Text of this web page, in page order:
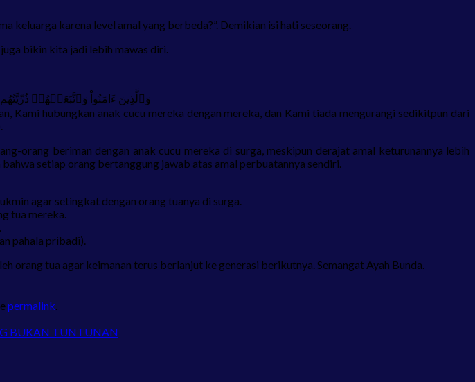
keluarga karena level amal yang berbeda?”. Demikian isi hati seseorang.
bikin kita jadi lebih mawas diri.
وَٱلَّذِينَ ءَامَنُواْ وَٱتَّبَعَتۡهُمۡ
Kami hubungkan anak cucu mereka dengan mereka, dan Kami tiada mengurangi sedikitpun dari
orang beriman dengan anak cucu mereka di surga, meskipun derajat amal keturunannya lebih
setiap orang bertanggung jawab atas amal perbuatannya sendiri.
agar setingkat dengan orang tuanya di surga.
tua mereka.
pahala pribadi).
tua agar keimanan terus berlanjut ke generasi berikutnya. Semangat Ayah Bunda.
permalink.
BUKAN TUNTUNAN